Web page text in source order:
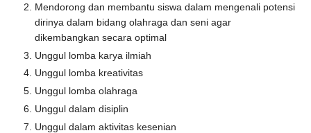
Mendorong dan membantu siswa dalam mengenali potensi
dirinya dalam bidang olahraga dan seni agar
dikembangkan secara optimal
Unggul lomba karya ilmiah
Unggul lomba kreativitas
Unggul lomba olahraga
Unggul dalam disiplin
Unggul dalam aktivitas kesenian